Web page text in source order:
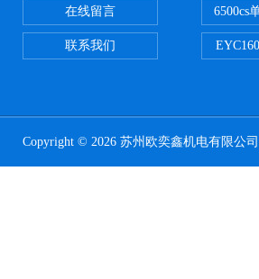
在线留言
联系我们
6500cs
Copyright © 2026 苏州欧奕鑫机电有限公